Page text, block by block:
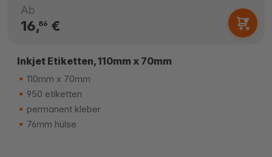
Ab
16,86 €
Inkjet Etiketten, 110mm x 70mm
110mm x 70mm
950 etiketten
permanent kleber
76mm hülse